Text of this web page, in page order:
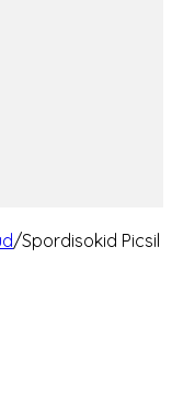
/Spordisokid Picsil